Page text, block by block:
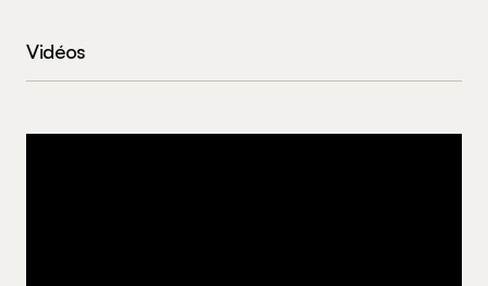
Vidéos